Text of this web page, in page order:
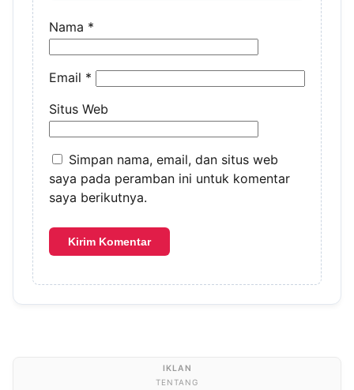
Nama *
Email *
Situs Web
Simpan nama, email, dan situs web
saya pada peramban ini untuk komentar
saya berikutnya.
TENTANG